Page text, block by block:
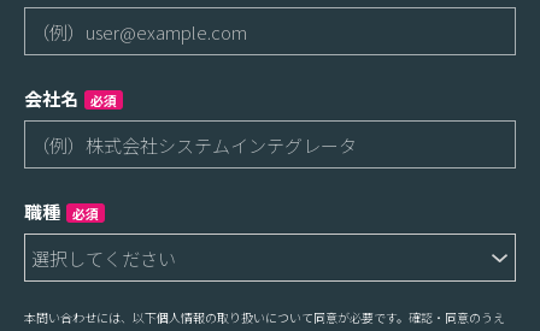
会社名 必須
職種 必須
本問い合わせには、以下個人情報の取り扱いについて同意が必要です。確認・同意のうえ